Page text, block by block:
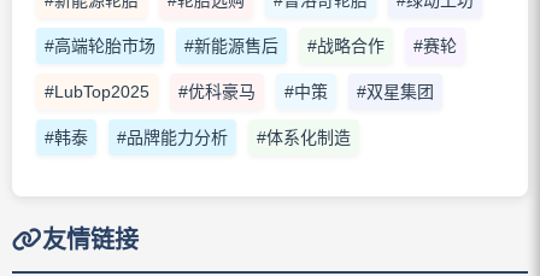
#高端轮胎市场 #新能源售后 #战略合作 #赛轮
#LubTop2025 #优科豪马 #中策 #双星集团
#韩泰 #品牌能力分析 #体系化制造
友情链接